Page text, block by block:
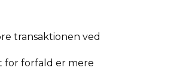
transaktionen ved
for forfald er mere